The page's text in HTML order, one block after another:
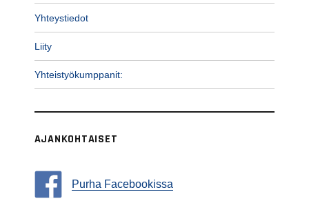
Yhteystiedot
Liity
Yhteistyökumppanit:
AJANKOHTAISET
Purha Facebookissa